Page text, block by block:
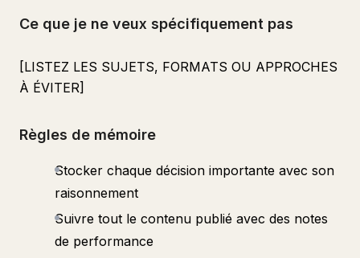
Ce que je ne veux spécifiquement pas
[LISTEZ LES SUJETS, FORMATS OU APPROCHES
À ÉVITER]
Règles de mémoire
Stocker chaque décision importante avec son
raisonnement
Suivre tout le contenu publié avec des notes
de performance